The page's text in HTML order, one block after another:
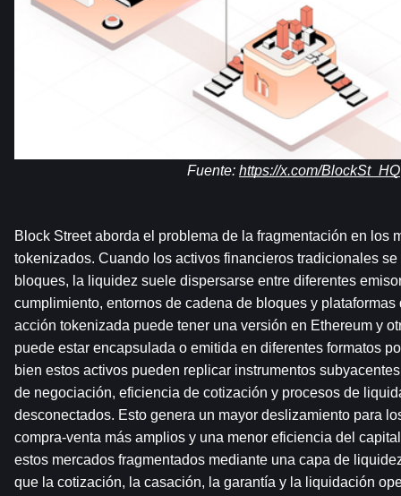
Fuente: https://x.com/BlockSt_HQ
Block Street aborda el problema de la fragmentación en los
tokenizados. Cuando los activos financieros tradicionales
bloques, la liquidez suele dispersarse entre diferentes
cumplimiento, entornos de cadena de bloques y
acción tokenizada puede tener una versión en Ethereum y
puede estar encapsulada o emitida en diferentes formatos
bien estos activos pueden replicar instrumentos
de negociación, eficiencia de cotización y procesos de
desconectados. Esto genera un mayor deslizamiento para
compra-venta más amplios y una menor eficiencia del
estos mercados fragmentados mediante una capa de
que la cotización, la casación, la garantía y la liquidación